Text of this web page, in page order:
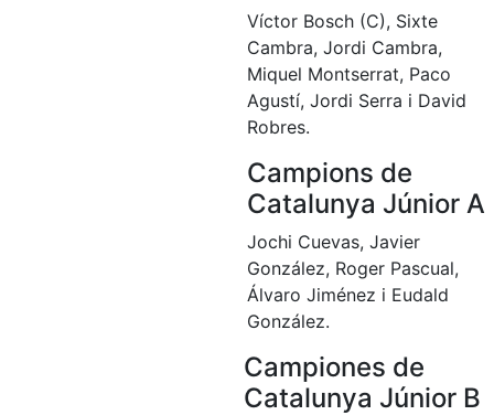
Víctor Bosch (C), Sixte
Cambra, Jordi Cambra,
Miquel Montserrat, Paco
Agustí, Jordi Serra i David
Robres.
Campions de
Catalunya Júnior A
Jochi Cuevas, Javier
González, Roger Pascual,
Álvaro Jiménez i Eudald
González.
Campiones de
Catalunya Júnior B